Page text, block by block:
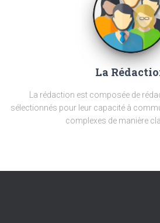
La
La rédaction est composée de
sélectionnés pour leur capacité à
complexes de manière